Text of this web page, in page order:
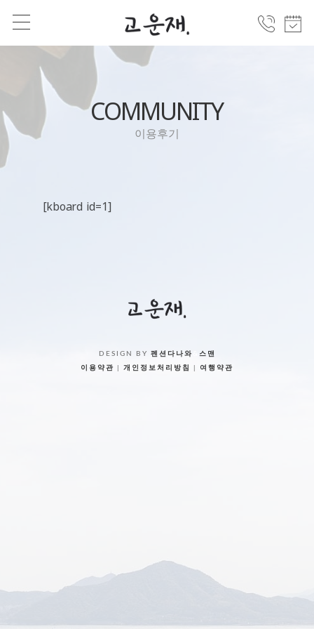
COMMUNITY
이용후기
[kboard id=1]
DESIGN BY 펜션다나와
스맨
이용약관
개인정보처리방침 여행약관